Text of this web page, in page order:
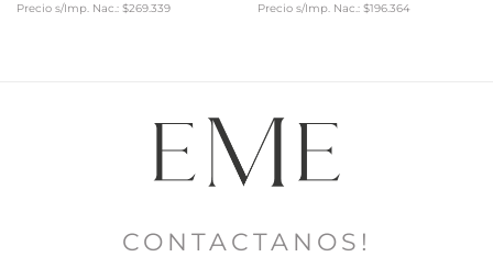
Precio s/Imp. Nac.: $269.339 Precio s/Imp. Nac.: $196.364
CONTACTANOS!